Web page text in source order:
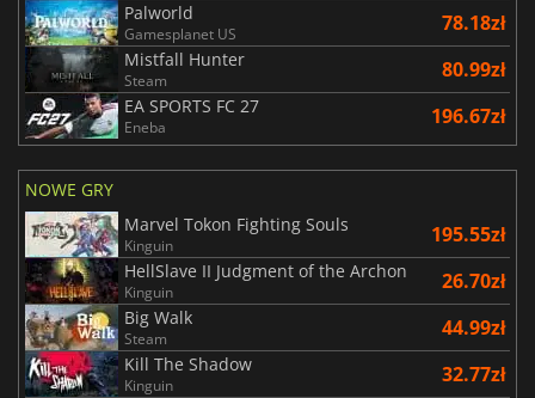
Palworld
Gamesplanet US 78.18zł
Mistfall Hunter
Steam 80.99zł
EA SPORTS FC 27
Eneba 196.67zł
NOWE GRY
Marvel Tokon Fighting Souls
Kinguin 195.55zł
HellSlave II Judgment of the Archon
Kinguin 26.70zł
Big Walk
Steam 44.99zł
Kill The Shadow
Kinguin 32.77zł